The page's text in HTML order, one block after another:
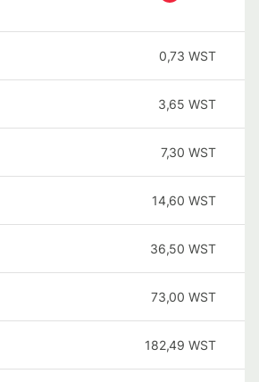
0,73 WST
3,65 WST
7,30 WST
14,60 WST
36,50 WST
73,00 WST
182,49 WST